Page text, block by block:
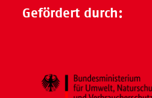
Gefördert durch: